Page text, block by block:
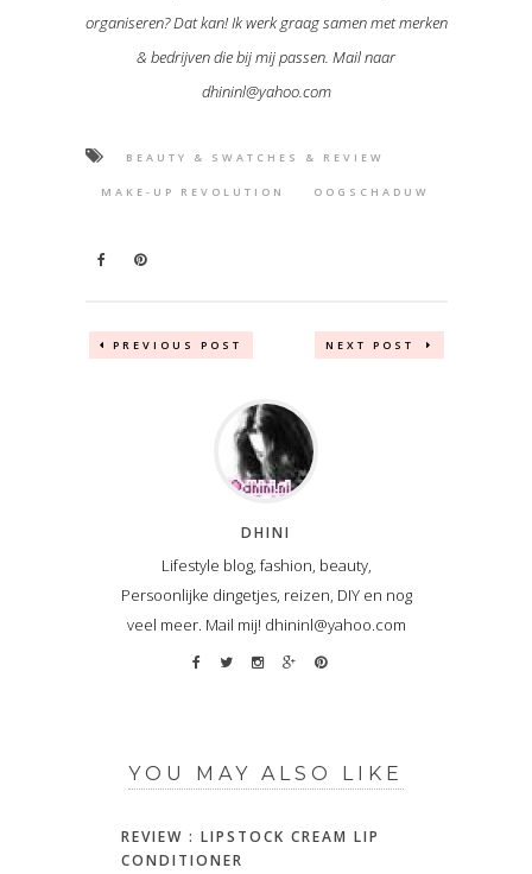
organiseren? Dat kan! Ik werk graag samen met merken
& bedrijven die bij mij passen. Mail naar
dhininl@yahoo.com
BEAUTY & SWATCHES & REVIEW
MAKE-UP REVOLUTION OOGSCHADUW
PREVIOUS POST NEXT POST
DHINI
Lifestyle blog, fashion, beauty,
Persoonlijke dingetjes, reizen, DIY en nog
veel meer. Mail mij! dhininl@yahoo.com
YOU MAY ALSO LIKE
REVIEW : LIPSTOCK CREAM LIP
CONDITIONER